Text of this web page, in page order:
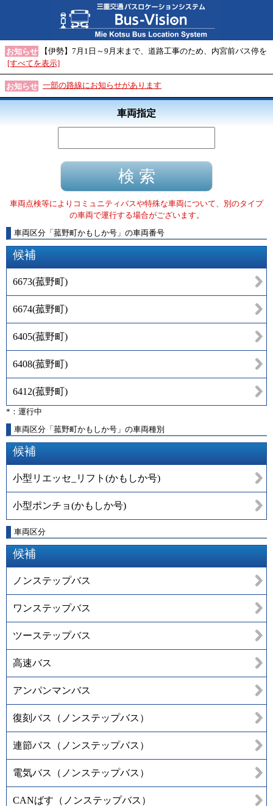
お知らせ
【伊勢】7月1日～9月末まで、道路工事のため、内宮前バス停を
[すべてを表示]
お知らせ 一部の路線にお知らせがあります
車両指定
車両点検等によりコミュニティバスや特殊な車両について、別のタイプ
の車両で運行する場合がございます。
車両区分 「 菰野町かもしか号 」 の車両番号
候補
6673(菰野町)
6674(菰野町)
6405(菰野町)
6408(菰野町)
6412(菰野町)
*：運行中
車両区分「菰野町かもしか号」の車両種別
候補
小型リエッセ_リフト(かもしか号)
小型ポンチョ(かもしか号)
車両区分
候補
ノンステップバス
ワンステップバス
ツーステップバス
高速バス
アンパンマンバス
復刻バス（ノンステップバス）
連節バス（ノンステップバス）
電気バス（ノンステップバス）
CANばす（ノンステップバス）